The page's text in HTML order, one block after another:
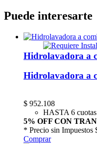
Puede interesarte
Hidrolavadora a
Hidrolavadora a
$ 952.108
HASTA 6
5% OFF CON
* Precio sin Impuestos
Comprar